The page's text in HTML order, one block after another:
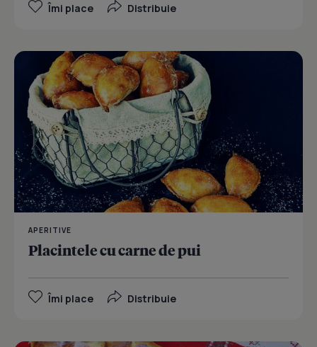
Îmi place Distribuie
APERITIVE
Placintele cu carne de pui
Îmi place Distribuie